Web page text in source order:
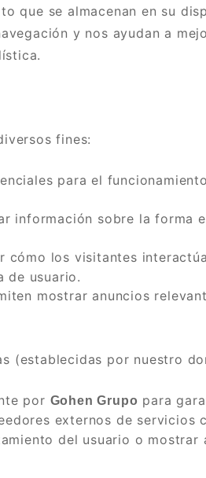
que se almacenan en su
y nos ayudan a
fines:
para el
información sobre la forma
cómo los visitantes
de usuario.
mostrar anuncios
(establecidas por nuestro
por Gohen Grupo para
externos de servicios
del usuario o mostrar